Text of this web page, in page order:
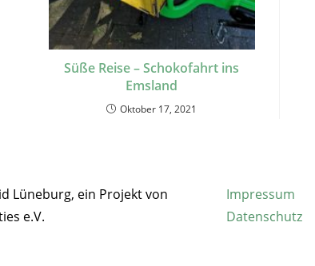
Süße Reise – Schokofahrt ins
Emsland
Oktober 17, 2021
Lüneburg, ein Projekt von
e.V.
Impressum
Datenschutz